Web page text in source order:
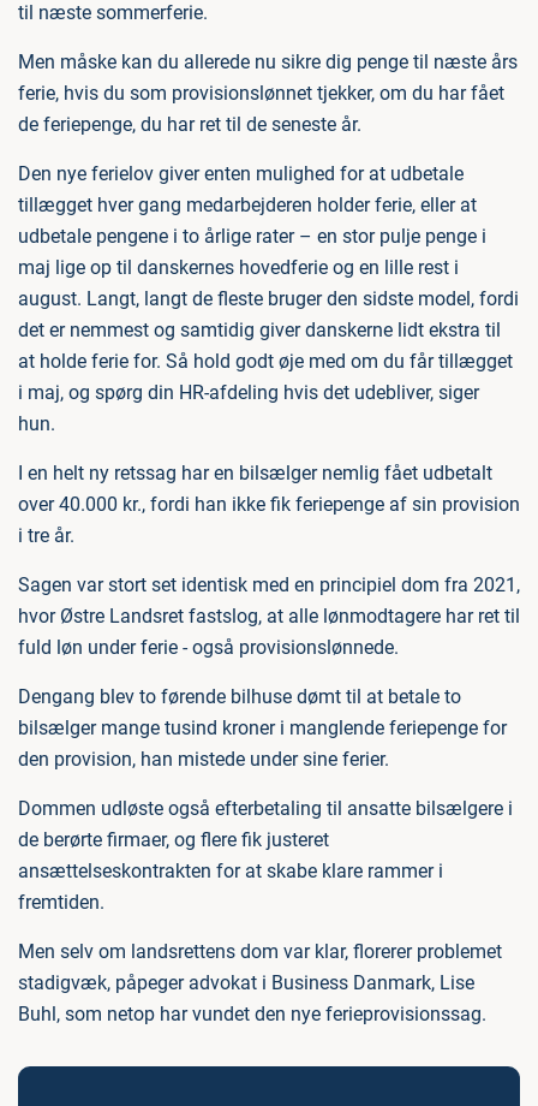
til næste sommerferie.
Men måske kan du allerede nu sikre dig penge til næste års
ferie, hvis du som provisionslønnet tjekker, om du har fået
de feriepenge, du har ret til de seneste år.
Den nye ferielov giver enten mulighed for at udbetale
tillægget hver gang medarbejderen holder ferie, eller at
udbetale pengene i to årlige rater – en stor pulje penge i
maj lige op til danskernes hovedferie og en lille rest i
august. Langt, langt de fleste bruger den sidste model, fordi
det er nemmest og samtidig giver danskerne lidt ekstra til
at holde ferie for. Så hold godt øje med om du får tillægget
i maj, og spørg din HR-afdeling hvis det udebliver, siger
hun.
I en helt ny retssag har en bilsælger nemlig fået udbetalt
over 40.000 kr., fordi han ikke fik feriepenge af sin provision
i tre år.
Sagen var stort set identisk med en principiel dom fra 2021,
hvor Østre Landsret fastslog, at alle lønmodtagere har ret til
fuld løn under ferie - også provisionslønnede.
Dengang blev to førende bilhuse dømt til at betale to
bilsælger mange tusind kroner i manglende feriepenge for
den provision, han mistede under sine ferier.
Dommen udløste også efterbetaling til ansatte bilsælgere i
de berørte firmaer, og flere fik justeret
ansættelseskontrakten for at skabe klare rammer i
fremtiden.
Men selv om landsrettens dom var klar, florerer problemet
stadigvæk, påpeger advokat i Business Danmark, Lise
Buhl, som netop har vundet den nye ferieprovisionssag.